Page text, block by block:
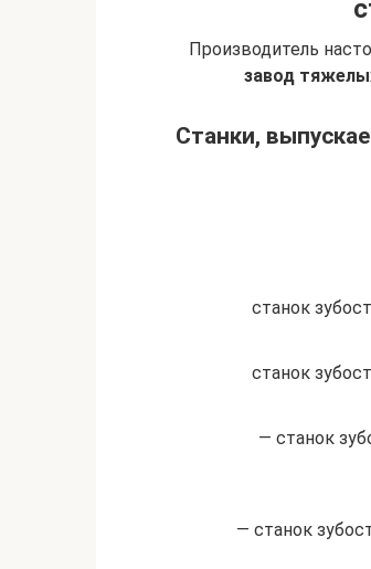
Производитель
завод
Станки,
станок
станок
— станок
— станок